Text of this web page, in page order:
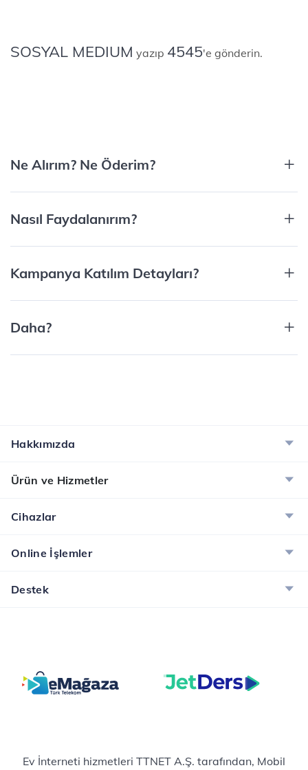
SOSYAL MEDIUM yazıp 4545'e gönderin.
Ne Alırım? Ne Öderim?​
Nasıl Faydalanırım?
Kampanya Katılım Detayları?
Daha?
Hakkımızda
Ürün ve Hizmetler
Cihazlar
Online İşlemler
Destek
Ev İnterneti hizmetleri TTNET A.Ş. tarafından, Mobil